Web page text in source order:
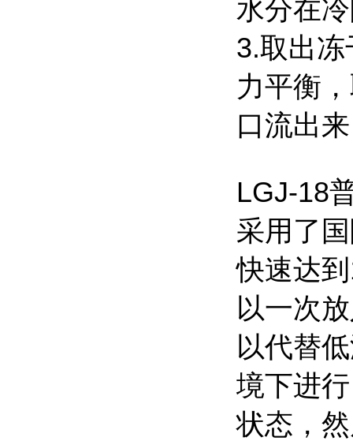
水分在
3.取出
力平衡
口流出
LGJ-18
采用了
快速达
以一次
以代替
境下进
状态，